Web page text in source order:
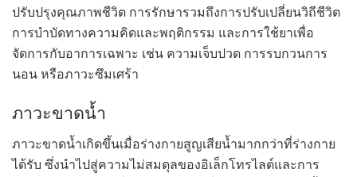
ปรับปรุงคุณภาพชีวิต การรักษารวมถึงการปรับเปลี่ยนวิถีชีวิต
การบำบัดทางความคิดและพฤติกรรม และการใช้ยาเพื่อ
จัดการกับอาการเฉพาะ เช่น ความเจ็บปวด การรบกวนการ
นอน หรือภาวะซึมเศร้า
ภาวะขาดน้ำ
ภาวะขาดน้ำเกิดขึ้นเมื่อร่างกายสูญเสียน้ำมากกว่าที่ร่างกาย
ได้รับ ซึ่งนำไปสู่ความไม่สมดุลของอิเล็กโทรไลต์และการ